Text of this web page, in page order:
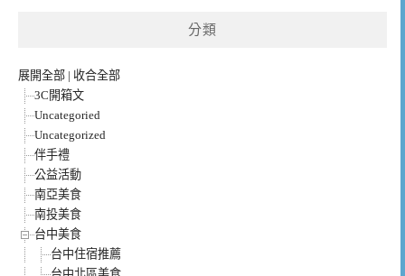
分類
展開全部 | 收合全部
3C開箱文
Uncategoried
Uncategorized
伴手禮
公益活動
南亞美食
南投美食
台中美食
台中住宿推薦